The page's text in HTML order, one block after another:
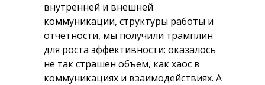
внутренней и внешней
коммуникации, структуры работы и
отчетности, мы получили трамплин
для роста эффективности: оказалось
не так страшен объем, как хаос в
коммуникациях и взаимодействиях. А